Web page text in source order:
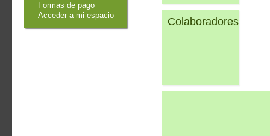
Formas de pago
Acceder a mi espacio
Colaboradores